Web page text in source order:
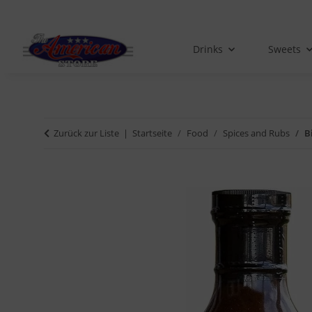
Drinks Sweets
Zurück zur Liste Startseite Food Spices and Rubs